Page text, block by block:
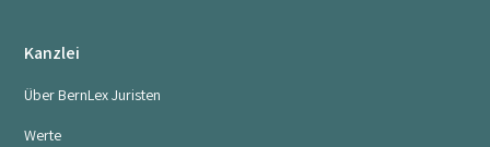
Kanzlei
Über BernLex Juristen
Werte